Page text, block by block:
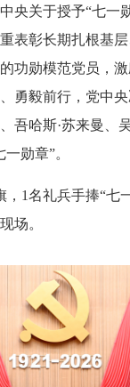
央关于授予“七一
表彰长期扎根基
功勋模范党员，激
勇毅前行，党中
吾哈斯·苏来曼、
勋章”。
，1名礼兵手捧“七
场。